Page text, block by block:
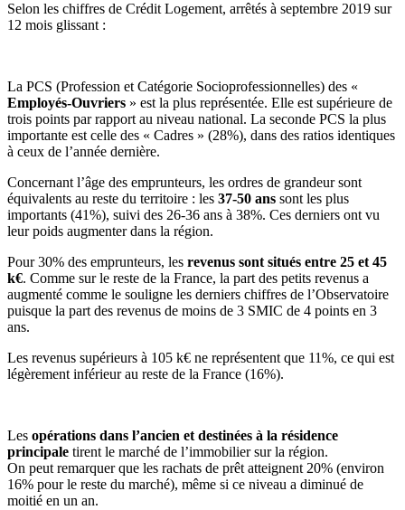
Selon les chiffres de Crédit Logement, arrêtés à septembre 2019 sur
12 mois glissant :
La PCS (Profession et Catégorie Socioprofessionnelles) des «
Employés-Ouvriers » est la plus représentée. Elle est supérieure de
trois points par rapport au niveau national. La seconde PCS la plus
importante est celle des « Cadres » (28%), dans des ratios identiques
à ceux de l’année dernière.
Concernant l’âge des emprunteurs, les ordres de grandeur sont
équivalents au reste du territoire : les 37-50 ans sont les plus
importants (41%), suivi des 26-36 ans à 38%. Ces derniers ont vu
leur poids augmenter dans la région.
Pour 30% des emprunteurs, les revenus sont situés entre 25 et 45
k€. Comme sur le reste de la France, la part des petits revenus a
augmenté comme le souligne les derniers chiffres de l’Observatoire
puisque la part des revenus de moins de 3 SMIC de 4 points en 3
ans.
Les revenus supérieurs à 105 k€ ne représentent que 11%, ce qui est
légèrement inférieur au reste de la France (16%).
Les opérations dans l’ancien et destinées à la résidence
principale tirent le marché de l’immobilier sur la région.
On peut remarquer que les rachats de prêt atteignent 20% (environ
16% pour le reste du marché), même si ce niveau a diminué de
moitié en un an.